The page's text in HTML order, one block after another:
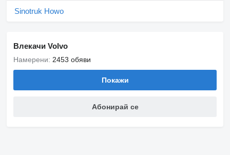
Sinotruk Howo
Влекачи Volvo
Намерени: 2453 обяви
Покажи
Абонирай се